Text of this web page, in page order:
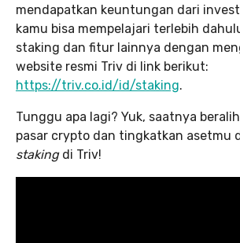
mendapatkan keuntungan dari
kamu bisa mempelajari terlebih
staking dan fitur lainnya dengan
website resmi Triv di link berikut:
https://triv.co.id/id/staking.
Tunggu apa lagi? Yuk, saatnya
pasar crypto dan tingkatkan asetmu
stakingdi Triv!